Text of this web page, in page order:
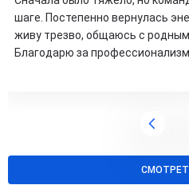
шаге. Постепенно вернулась
живу трезво, общаюсь с
Благодарю за